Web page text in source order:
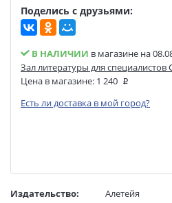
Поделись с друзьями:
В НАЛИЧИИ в магазине на
Зал литературы для специалистов
Цена в магазине: 1 240
Есть ли доставка в мой город?
Издательство:
Алетейя